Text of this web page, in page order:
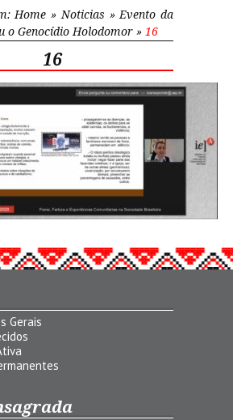
Home » Noticias » Evento da
o Genocídio Holodomor » 16
16
Gerais